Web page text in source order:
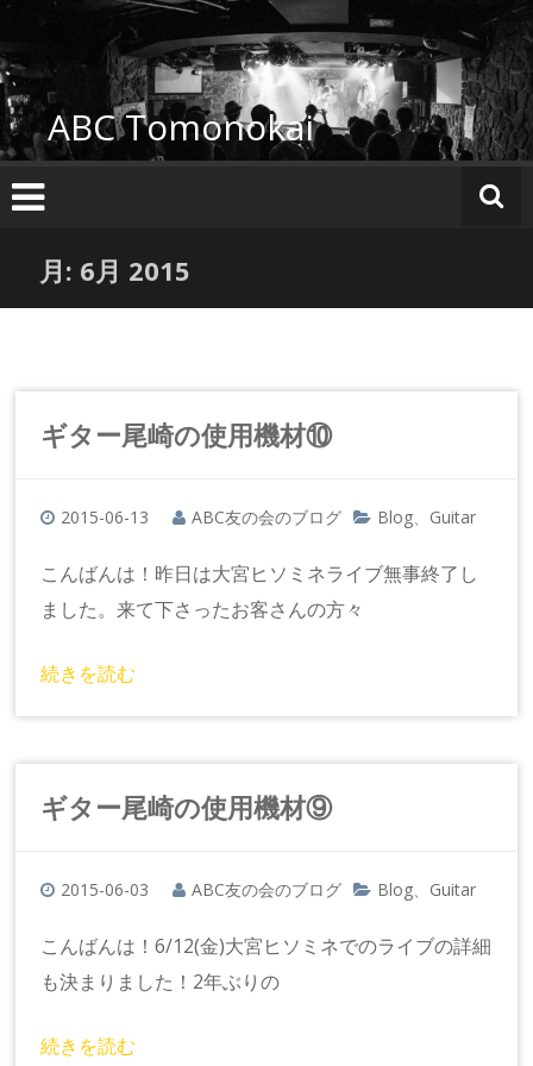
コ
テ
ン
ツ
へ
キ
ABC Tomonokai
月: 6月 2015
ギター尾崎の使用機材⑩
2015-06-13 ABC友の会のブログ Blog Guitar
こんばんは！昨日は大宮ヒソミネライブ無事終了し
ました。来て下さったお客さんの方々
続きを読む
ギター尾崎の使用機材⑨
2015-06-03 ABC友の会のブログ Blog Guitar
こんばんは！6/12(金)大宮ヒソミネでのライブの詳細
も決まりました！2年ぶりの
続きを読む